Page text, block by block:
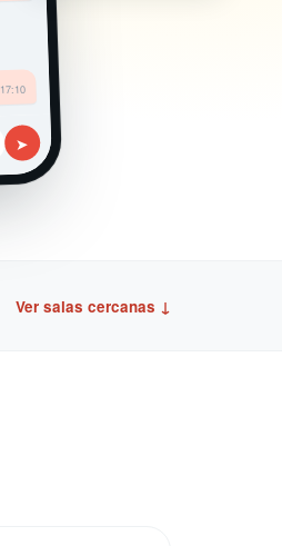
17:10
➤
Ver salas cercanas ↓